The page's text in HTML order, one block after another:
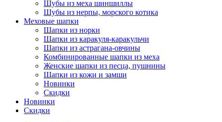
Шубы из меха шиншиллы
Шубы из нерпы, морского котика
Меховые шапки
Шапки из норки
Шапки из каракуля-каракульчи
Шапки из астрагана-овчины
Комбинированные шапки из меха
Женские шапки из песца, пушнины
Шапки из кожи и замши
Новинки
Скидки
Новинки
Скидки